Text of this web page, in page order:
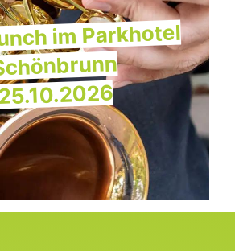
im Parkhotel